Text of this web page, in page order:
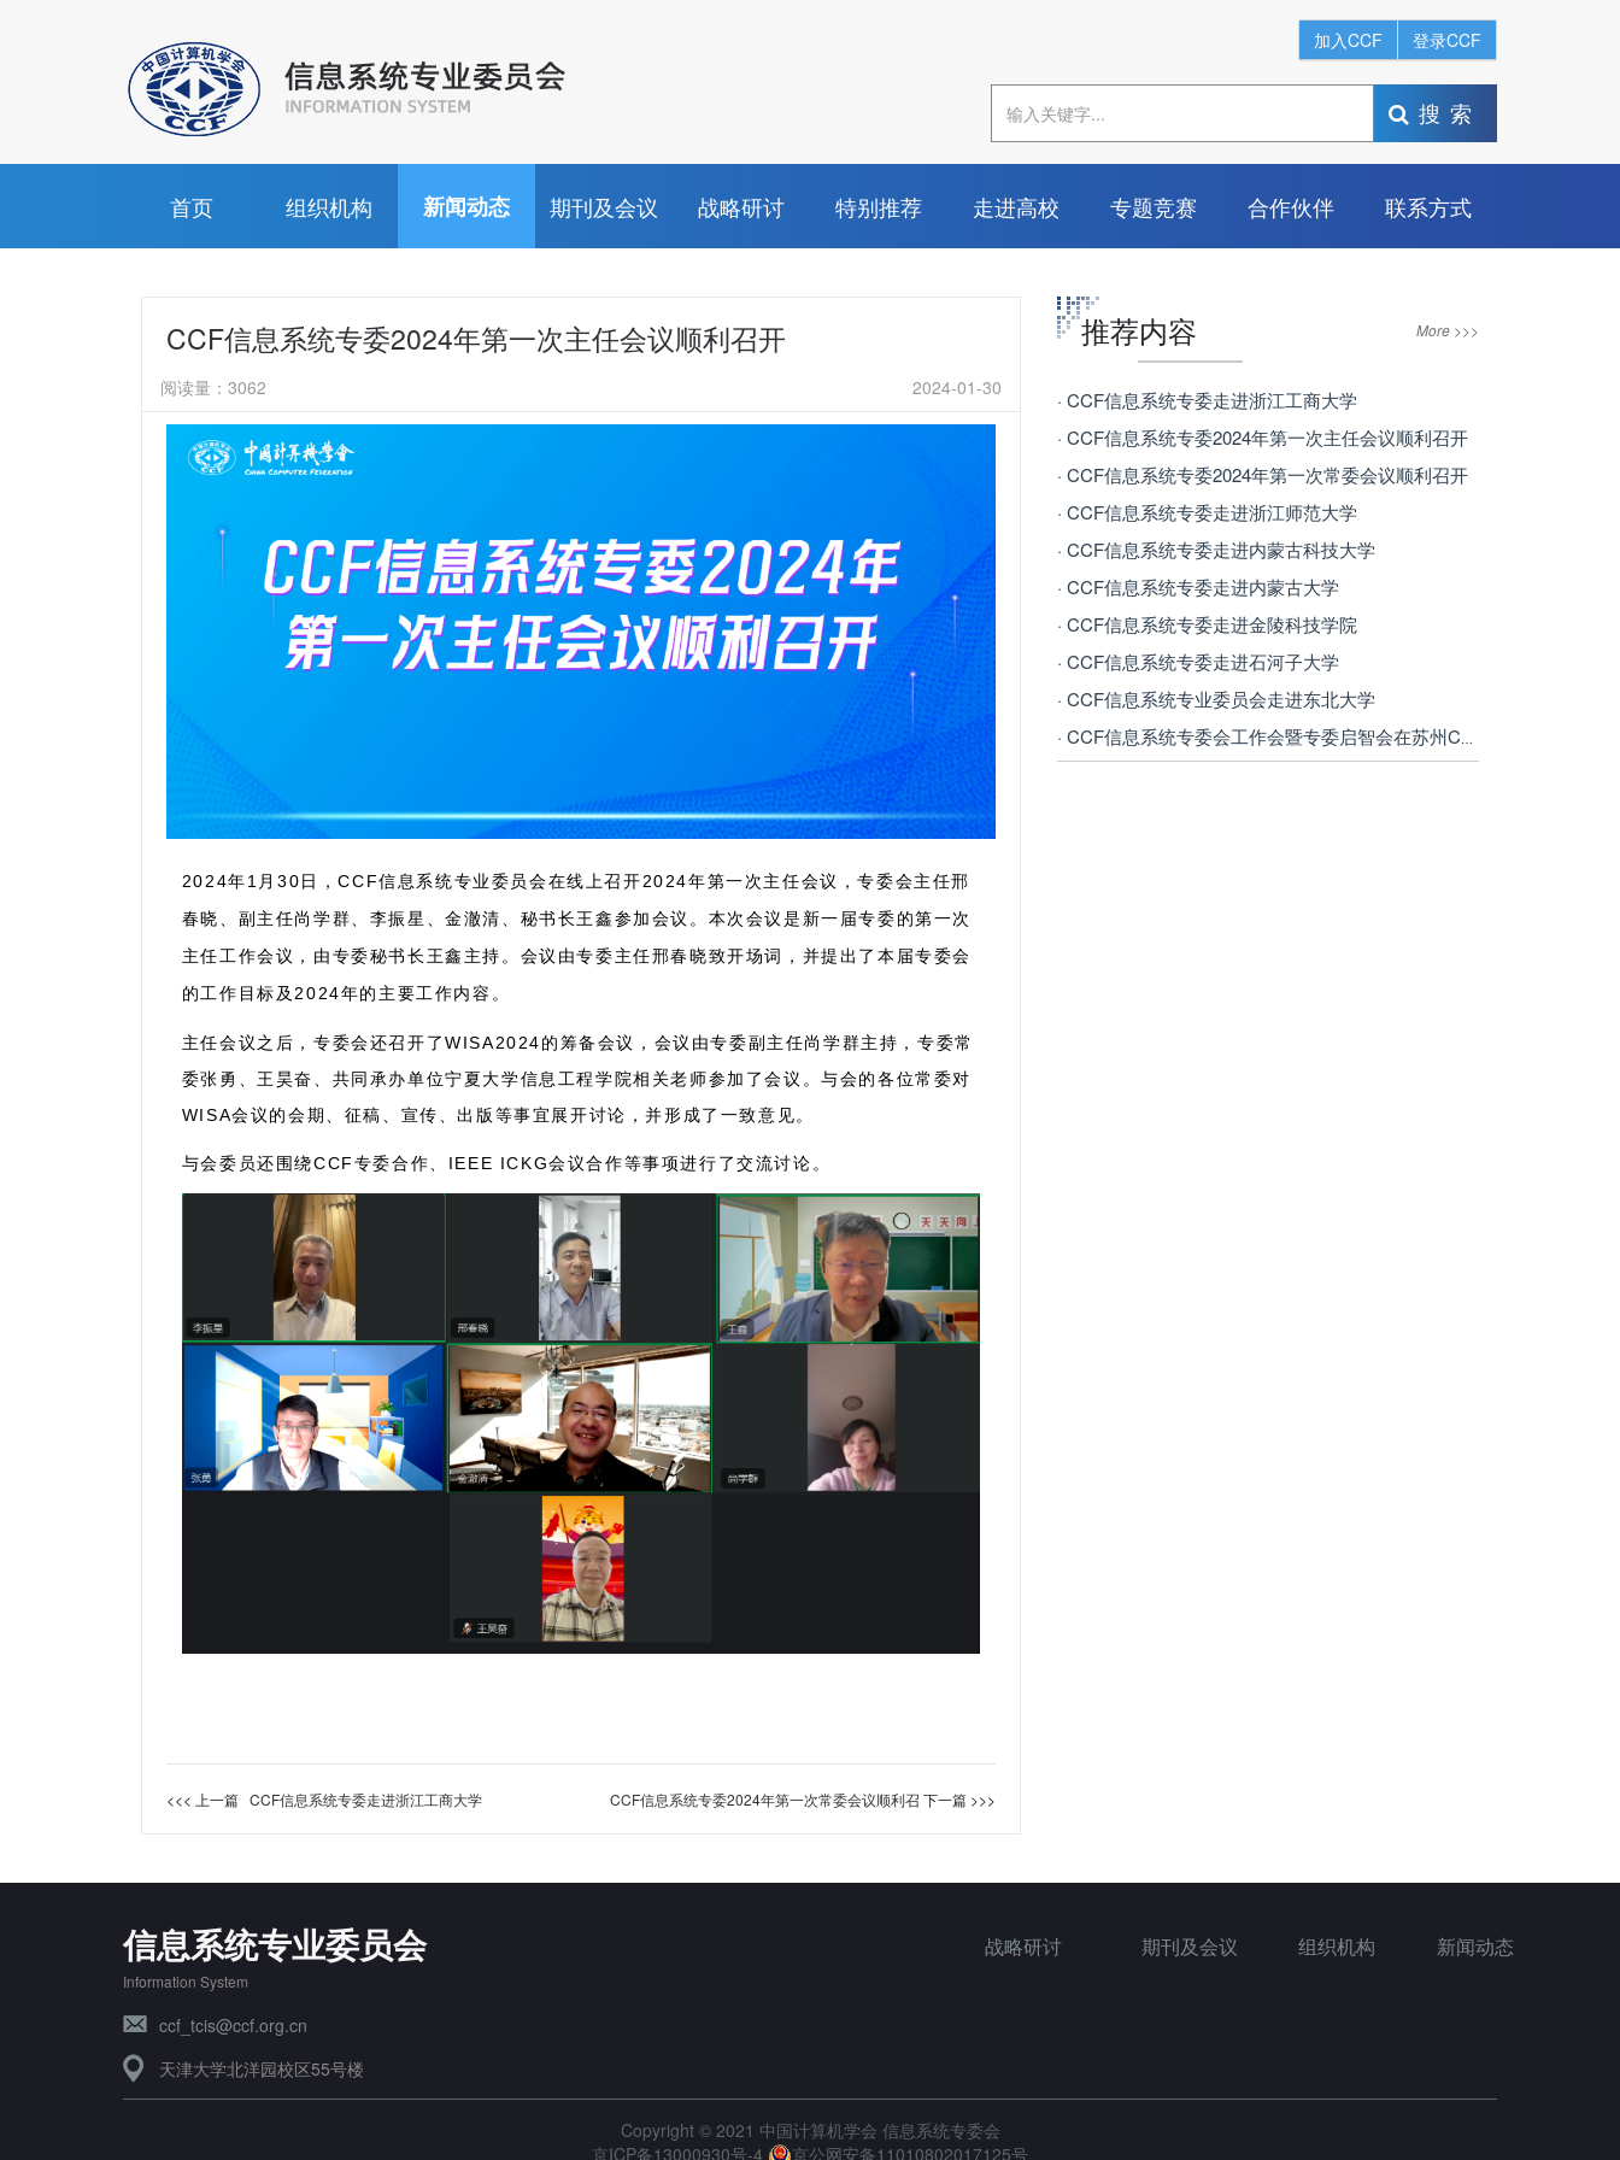
加入CCF 登录CCF
搜索
首页 组织机构 新闻动态 期刊及会议 战略研讨 特别推荐 走进高校 专题竞赛 合作伙伴 联系方式
CCF信息系统专委2024年第一次主任会议顺利召开
阅读量： 3062 2024-01-30
2024年1月30日，CCF信息系统专业委员会在线上召开2024年第一次主任会议，专委会主任邢
春晓、副主任尚学群、李振星、金澈清、秘书长王鑫参加会议。本次会议是新一届专委的第一次
主任工作会议，由专委秘书长王鑫主持。会议由专委主任邢春晓致开场词，并提出了本届专委会
的工作目标及2024年的主要工作内容。
主任会议之后，专委会还召开了WISA2024的筹备会议，会议由专委副主任尚学群主持，专委常
委张勇、王昊奋、共同承办单位宁夏大学信息工程学院相关老师参加了会议。与会的各位常委对
WISA会议的会期、征稿、宣传、出版等事宜展开讨论，并形成了一致意见。
与会委员还围绕CCF专委合作、 IEEE ICKG会议合作等事项进行了交流讨论。
<<< 上一篇 CCF信息系统专委走进浙江工商大学 CCF信息系统专委2024年第一次常委会议顺利召 下一篇 >>>
推荐内容 More >>>
· CCF信息系统专委走进浙江工商大学
· CCF信息系统专委2024年第一次主任会议顺利召开
· CCF信息系统专委2024年第一次常委会议顺利召开
· CCF信息系统专委走进浙江师范大学
· CCF信息系统专委走进内蒙古科技大学
· CCF信息系统专委走进内蒙古大学
· CCF信息系统专委走进金陵科技学院
· CCF信息系统专委走进石河子大学
· CCF信息系统专业委员会走进东北大学
· CCF信息系统专委会工作会暨专委启智会在苏州CCF业务总部顺利召开
信息系统专业委员会
Information System
ccf_tcis@ccf.org.cn
天津大学北洋园校区55号楼
新闻动态
组织机构
期刊及会议
战略研讨
Copyright © 2021 中国计算机学会 信息系统专委会
京ICP备13000930号-4
京公网安备11010802017125号